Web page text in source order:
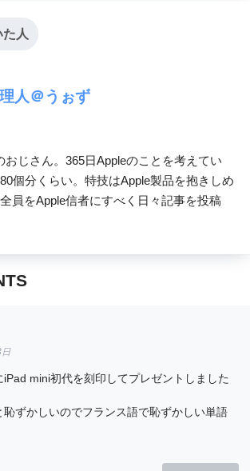
人
人＠うぉず
おじさん。365日Appleのことを考えてい
個分くらい。特技はApple製品を抱きしめ
員をApple信者にすべく日々記事を投稿
日
mini初代を刻印してプレゼントしました
ずかしいのでフランス語で恥ずかしい単語